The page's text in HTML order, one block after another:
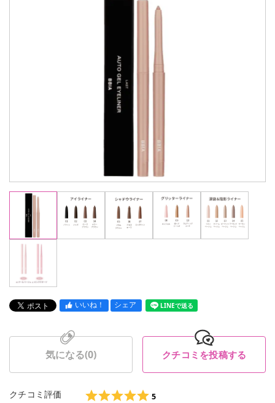
いいね！ シェア LINEで送る
気になる(0) クチコミを投稿する
クチコミ評価 5